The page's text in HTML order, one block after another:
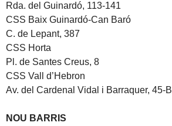
Rda. del Guinardó, 113-141
CSS Baix Guinardó-Can Baró
C. de Lepant, 387
CSS Horta
Pl. de Santes Creus, 8
CSS Vall d’Hebron
Av. del Cardenal Vidal i Barraquer, 45-B
NOU BARRIS